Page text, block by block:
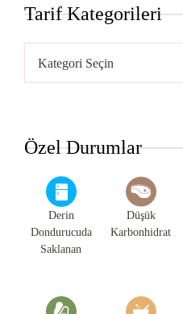
Tarif Kategorileri
Kategorileri
Özel Durumlar
Derin
Dondurucuda
Saklanan
Düşük
Karbonhidrat